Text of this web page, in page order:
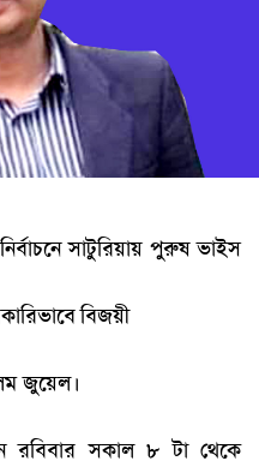
সাটুরিয়ায় পুরুষ ভাইস
বিজয়ী
জুয়েল।
রবিবার সকাল ৮ টা থেকে